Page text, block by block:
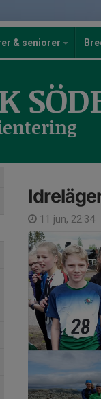
& seniorer
11 jun, 22:34